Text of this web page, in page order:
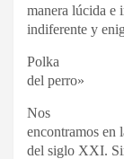
manera lúcida e
indiferente y
Polka
del perro»
Nos
encontramos en
del siglo XXI.